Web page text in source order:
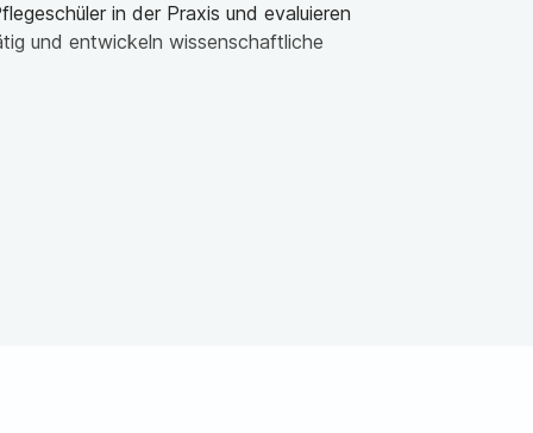
in der Praxis und evaluieren
und entwickeln wissenschaftliche